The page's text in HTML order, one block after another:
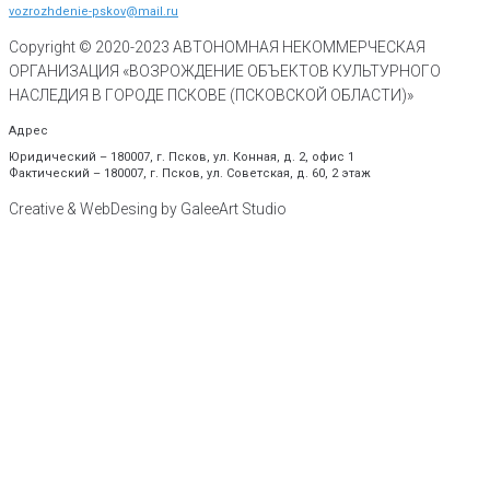
vozrozhdenie-pskov@mail.ru
Copyright © 2020-2023 АВТОНОМНАЯ НЕКОММЕРЧЕСКАЯ
ОРГАНИЗАЦИЯ «ВОЗРОЖДЕНИЕ ОБЪЕКТОВ КУЛЬТУРНОГО
НАСЛЕДИЯ В ГОРОДЕ ПСКОВЕ (ПСКОВСКОЙ ОБЛАСТИ)»
Адрес
Юридический – 180007, г. Псков, ул. Конная, д. 2, офис 1
Фактический – 180007, г. Псков, ул. Советская, д. 60, 2 этаж
Creative & WebDesing by GaleeArt Studio